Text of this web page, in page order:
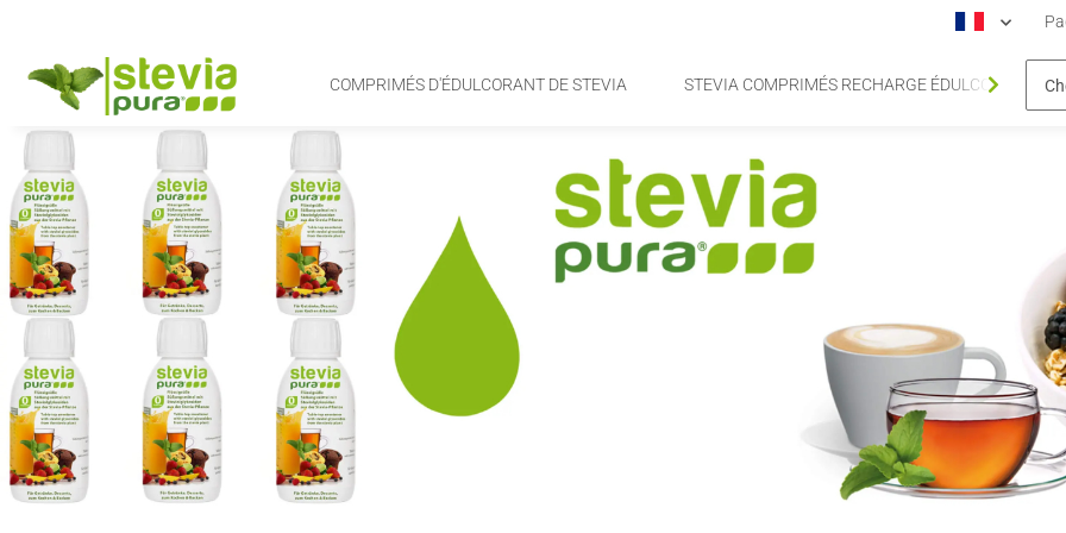
COMPRIMÉS D'ÉDULCORANT DE STEVIA STEVIA COMPRIMÉS RECHARGE ÉDULCORANT DE